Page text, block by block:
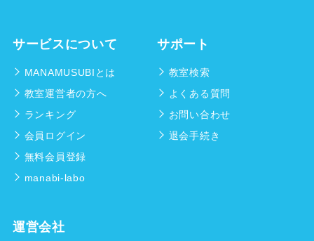
サービスについて
MANAMUSUBIとは
教室運営者の方へ
ランキング
会員ログイン
無料会員登録
manabi-labo
サポート
教室検索
よくある質問
お問い合わせ
退会手続き
運営会社